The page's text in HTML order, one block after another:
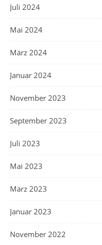
Juli 2024
Mai 2024
März 2024
Januar 2024
November 2023
September 2023
Juli 2023
Mai 2023
März 2023
Januar 2023
November 2022